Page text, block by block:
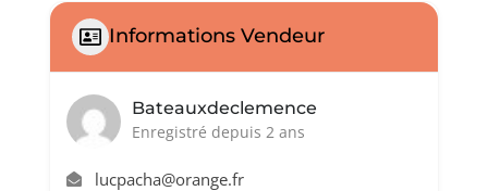
Informations Vendeur
Bateauxdeclemence
Enregistré depuis 2 ans
lucpacha@orange.fr